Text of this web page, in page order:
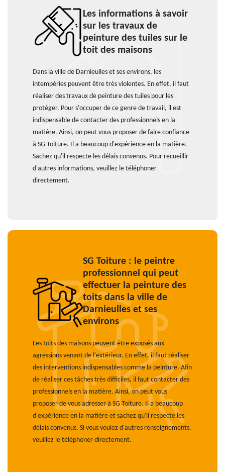
Les informations à savoir
sur les travaux de
peinture des tuiles sur le
toit des maisons
Dans la ville de Darnieulles et ses environs, les
intempéries peuvent être très violentes. En effet, il faut
réaliser des travaux de peinture des tuiles pour les
protéger. Pour s'occuper de ce genre de travail, il est
indispensable de contacter des professionnels en la
matière. Ainsi, on peut vous proposer de faire confiance
à SG Toiture. Il a beaucoup d'expérience en la matière.
Sachez qu'il respecte les délais convenus. Pour recueillir
d'autres informations, veuillez le téléphoner
directement.
SG Toiture : le peintre
professionnel qui peut
effectuer la peinture des
toits dans la ville de
Darnieulles et ses
environs
Les toits des maisons peuvent être exposés aux
agressions venant de l'extérieur. En effet, il faut réaliser
des interventions indispensables comme la peinture. Afin
de réaliser ces tâches très difficiles, il faut contacter des
professionnels en la matière. Ainsi, on peut vous
proposer de vous adresser à SG Toiture. Il a beaucoup
d'expérience en la matière et sachez qu'il respecte les
délais convenus. Si vous voulez d'autres renseignements,
veuillez le téléphoner directement.